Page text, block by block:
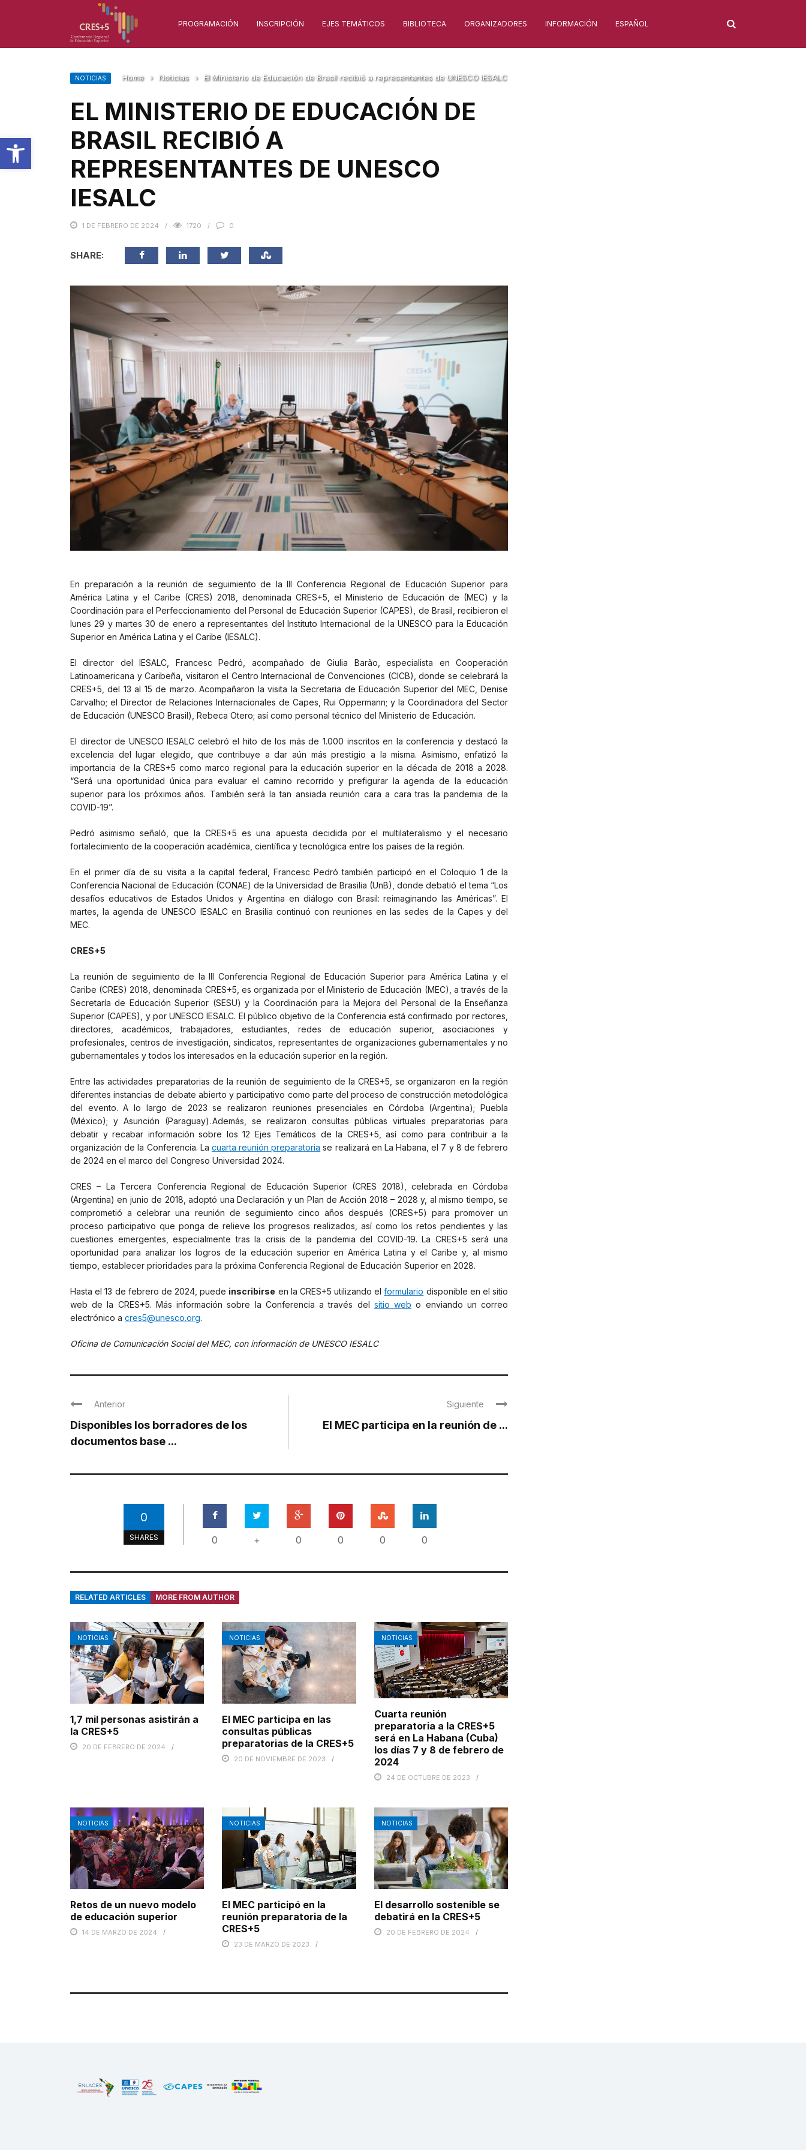
Abrir barra de herramientas
PROGRAMACIÓN INSCRIPCIÓN EJES TEMÁTICOS BIBLIOTECA ORGANIZADORES INFORMACIÓN ESPAÑOL
NOTICIAS Home › Noticias › El Ministerio de Educación de Brasil recibió a representantes de UNESCO IESALC
EL MINISTERIO DE EDUCACIÓN DE
BRASIL RECIBIÓ A
REPRESENTANTES DE UNESCO
IESALC
1 DE FEBRERO DE 2024 1720 0
SHARE:
En preparación a la reunión de seguimiento de la III Conferencia Regional de Educación Superior para
América Latina y el Caribe (CRES) 2018, denominada CRES+5, el Ministerio de Educación de (MEC) y la
Coordinación para el Perfeccionamiento del Personal de Educación Superior (CAPES), de Brasil, recibieron el
lunes 29 y martes 30 de enero a representantes del Instituto Internacional de la UNESCO para la Educación
Superior en América Latina y el Caribe (IESALC).
El director del IESALC, Francesc Pedró, acompañado de Giulia Barão, especialista en Cooperación
Latinoamericana y Caribeña, visitaron el Centro Internacional de Convenciones (CICB), donde se celebrará la
CRES+5, del 13 al 15 de marzo. Acompañaron la visita la Secretaria de Educación Superior del MEC, Denise
Carvalho; el Director de Relaciones Internacionales de Capes, Rui Oppermann; y la Coordinadora del Sector
de Educación (UNESCO Brasil), Rebeca Otero; así como personal técnico del Ministerio de Educación.
El director de UNESCO IESALC celebró el hito de los más de 1.000 inscritos en la conferencia y destacó la
excelencia del lugar elegido, que contribuye a dar aún más prestigio a la misma. Asimismo, enfatizó la
importancia de la CRES+5 como marco regional para la educación superior en la década de 2018 a 2028.
“Será una oportunidad única para evaluar el camino recorrido y prefigurar la agenda de la educación
superior para los próximos años. También será la tan ansiada reunión cara a cara tras la pandemia de la
COVID-19”.
Pedró asimismo señaló, que la CRES+5 es una apuesta decidida por el multilateralismo y el necesario
fortalecimiento de la cooperación académica, científica y tecnológica entre los países de la región.
En el primer día de su visita a la capital federal, Francesc Pedró también participó en el Coloquio 1 de la
Conferencia Nacional de Educación (CONAE) de la Universidad de Brasilia (UnB), donde debatió el tema “Los
desafíos educativos de Estados Unidos y Argentina en diálogo con Brasil: reimaginando las Américas”. El
martes, la agenda de UNESCO IESALC en Brasilia continuó con reuniones en las sedes de la Capes y del
MEC.
CRES+5
La reunión de seguimiento de la III Conferencia Regional de Educación Superior para América Latina y el
Caribe (CRES) 2018, denominada CRES+5, es organizada por el Ministerio de Educación (MEC), a través de la
Secretaría de Educación Superior (SESU) y la Coordinación para la Mejora del Personal de la Enseñanza
Superior (CAPES), y por UNESCO IESALC. El público objetivo de la Conferencia está confirmado por rectores,
directores, académicos, trabajadores, estudiantes, redes de educación superior, asociaciones y
profesionales, centros de investigación, sindicatos, representantes de organizaciones gubernamentales y no
gubernamentales y todos los interesados en la educación superior en la región.
Entre las actividades preparatorias de la reunión de seguimiento de la CRES+5, se organizaron en la región
diferentes instancias de debate abierto y participativo como parte del proceso de construcción metodológica
del evento. A lo largo de 2023 se realizaron reuniones presenciales en Córdoba (Argentina); Puebla
(México); y Asunción (Paraguay). Además, se realizaron consultas públicas virtuales preparatorias para
debatir y recabar información sobre los 12 Ejes Temáticos de la CRES+5, así como para contribuir a la
organización de la Conferencia. La cuarta reunión preparatoria se realizará en La Habana, el 7 y 8 de febrero
de 2024 en el marco del Congreso Universidad 2024.
CRES – La Tercera Conferencia Regional de Educación Superior (CRES 2018), celebrada en Córdoba
(Argentina) en junio de 2018, adoptó una Declaración y un Plan de Acción 2018 – 2028 y, al mismo tiempo, se
comprometió a celebrar una reunión de seguimiento cinco años después (CRES+5) para promover un
proceso participativo que ponga de relieve los progresos realizados, así como los retos pendientes y las
cuestiones emergentes, especialmente tras la crisis de la pandemia del COVID-19. La CRES+5 será una
oportunidad para analizar los logros de la educación superior en América Latina y el Caribe y, al mismo
tiempo, establecer prioridades para la próxima Conferencia Regional de Educación Superior en 2028.
Hasta el 13 de febrero de 2024, puede inscribirse en la CRES+5 utilizando elformulario disponible en el sitio
web de la CRES+5. Más información sobre la Conferencia a través del sitio web o enviando un correo
electrónico a cres5@unesco.org.
Oficina de Comunicación Social del MEC, con información de UNESCO IESALC
Anterior
Disponibles los borradores de los
documentos base ...
Siguiente
El MEC participa en la reunión de ...
0
SHARES 0 + 0 0 0 0
RELATED ARTICLES MORE FROM AUTHOR
NOTICIAS
1,7 mil personas asistirán a
la CRES+5
20 DE FEBRERO DE 2024
NOTICIAS
El MEC participa en las
consultas públicas
preparatorias de la CRES+5
20 DE NOVIEMBRE DE 2023
NOTICIAS
Cuarta reunión
preparatoria a la CRES+5
será en La Habana (Cuba)
los días 7 y 8 de febrero de
2024
24 DE OCTUBRE DE 2023
NOTICIAS
Retos de un nuevo modelo
de educación superior
14 DE MARZO DE 2024
NOTICIAS
El MEC participó en la
reunión preparatoria de la
CRES+5
23 DE MARZO DE 2023
NOTICIAS
El desarrollo sostenible se
debatirá en la CRES+5
20 DE FEBRERO DE 2024